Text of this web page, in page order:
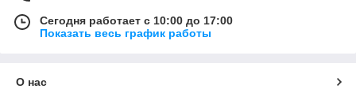
Сегодня работает с 10:00 до 17:00
Показать весь график работы
О нас